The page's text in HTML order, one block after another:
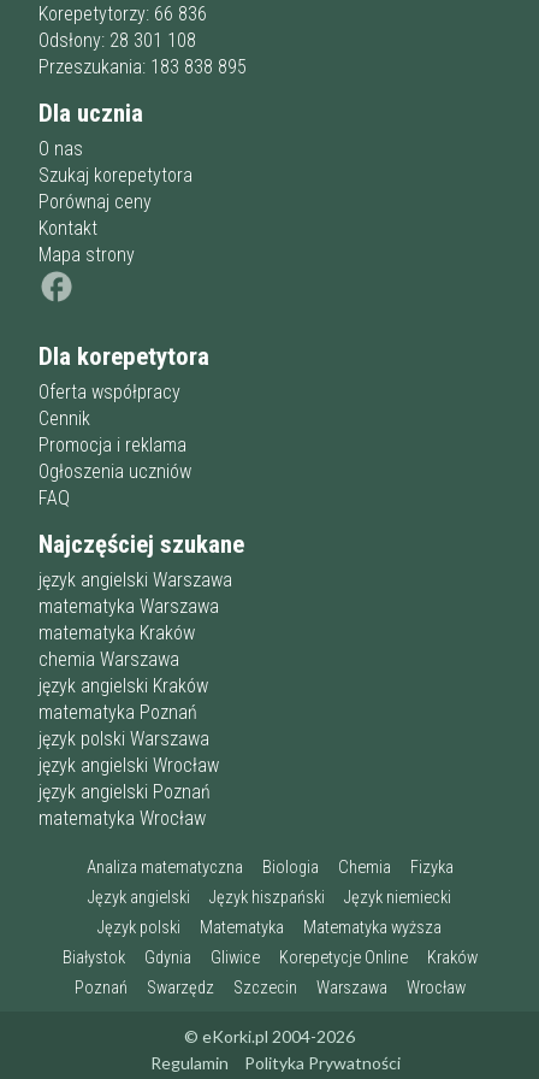
Przygotowania do studiów
Studia
online
korepetytora
korepetytora
Staż korepetytora
Wiek korepetytora
Płeć korepetytora
Korepetytorzy: 66 836
Odsłony: 28 301 108
Przeszukania: 183 838 895
Dla ucznia
O nas
Szukaj korepetytora
Porównaj ceny
Kontakt
Mapa strony
Dla korepetytora
Oferta współpracy
Cennik
Promocja i reklama
Ogłoszenia uczniów
FAQ
Najczęściej szukane
język angielski Warszawa
matematyka Warszawa
matematyka Kraków
chemia Warszawa
język angielski Kraków
matematyka Poznań
język polski Warszawa
język angielski Wrocław
język angielski Poznań
matematyka Wrocław
Analiza matematyczna Biologia Chemia
Fizyka
Język angielski
Język hiszpański
Język niemiecki
Język polski
Matematyka
Matematyka wyższa
Białystok
Gdynia Gliwice Korepetycje Online
Kraków
Poznań
Swarzędz Szczecin Warszawa Wrocław
© eKorki.pl 2004-2026
Regulamin
Polityka Prywatności